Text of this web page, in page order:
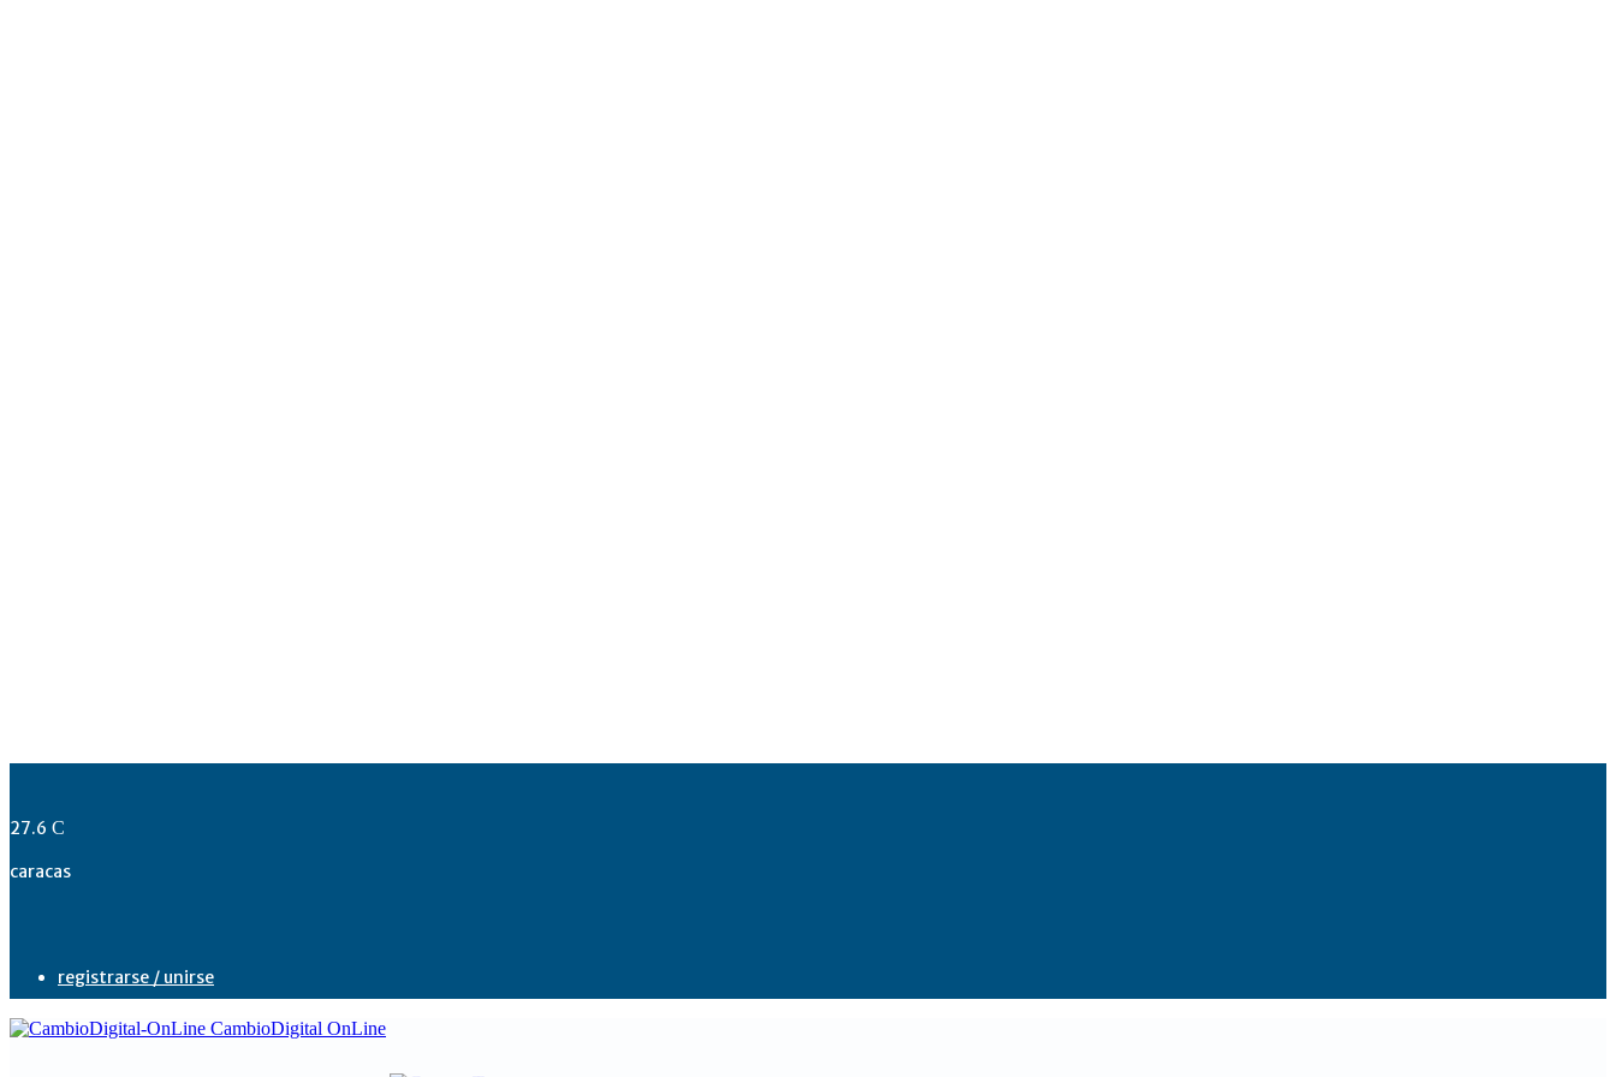
27.6 C
caracas
registrarse / unirse
CambioDigital OnLine